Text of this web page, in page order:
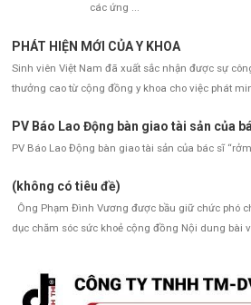
các ứng ...
PHÁT HIỆN MỚI CỦA Y KHOA
Sinh viên Việt Nam đã xuất sắc nhận được sự
thưởng cao từ cộng đồng y khoa cho việc phát
PV Báo Lao Động bàn giao tài sản của
PV Báo Lao Động bàn giao tài sản của bác sĩ
(không có tiêu đề)
Ông Phạm Đình Vương được bầu giữ chức phó
dục chăm sóc sức khoẻ cộng đồng Nội dung bài